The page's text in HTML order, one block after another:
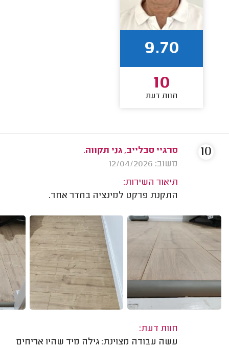
9.70
10
חוות דעת
סרגיי סבלייב, גני תקווה.
משוב: 12/04/2026
תיאור השירות:
התקנת פרקט למינציה בחדר אחד.
חוות דעת:
עשה עבודה מצוינת: גילה מיד שהיו אריחים
10